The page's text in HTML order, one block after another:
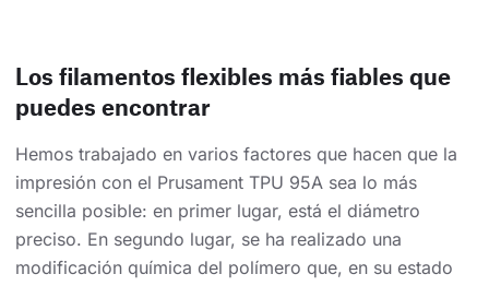
Los filamentos flexibles más fiables que
puedes encontrar
Hemos trabajado en varios factores que hacen que la
impresión con el Prusament TPU 95A sea lo más
sencilla posible: en primer lugar, está el diámetro
preciso. En segundo lugar, se ha realizado una
modificación química del polímero que, en su estado